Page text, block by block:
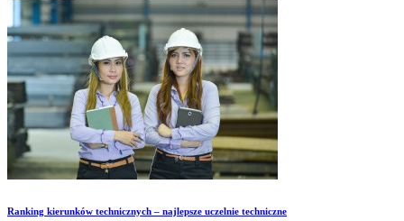
studiować Informatykę? Poznaj wynik najnowszego rankingu
kierunków informatycznych.
Ranking kierunków technicznych – najlepsze uczelnie techniczne